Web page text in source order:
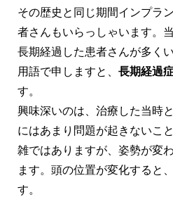
その歴史と同じ期間インプラ
者さんもいらっしゃいます。
長期経過した患者さんが多く
用語で申しますと、 長期経過
す。
興味深いのは、治療した当時
にはあまり問題が起きないこ
雑ではありますが、姿勢が変
ます。頭の位置が変化すると
す。